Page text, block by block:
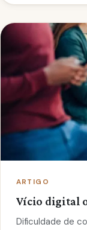
ARTIGO
Vício digital
Dificuldade de